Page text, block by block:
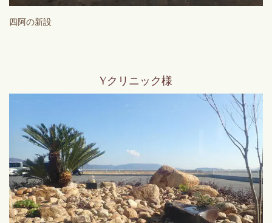
四阿の新設
Yクリニック様